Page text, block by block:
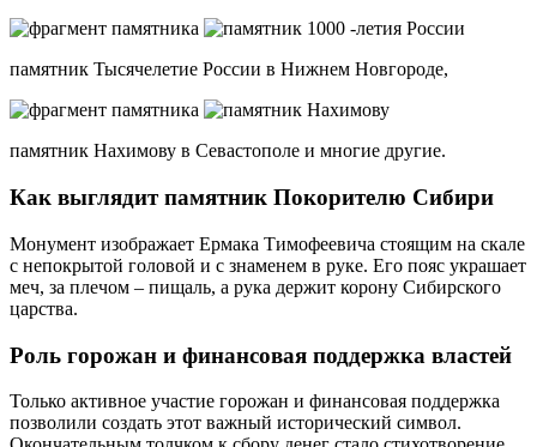
памятник Тысячелетие России в Нижнем Новгороде,
памятник Нахимову в Севастополе и многие другие.
Как выглядит памятник Покорителю Сибири
Монумент изображает Ермака Тимофеевича стоящим на скале
с непокрытой головой и с знаменем в руке. Его пояс украшает
меч, за плечом – пищаль, а рука держит корону Сибирского
царства.
Роль горожан и финансовая поддержка властей
Только активное участие горожан и финансовая поддержка
позволили создать этот важный исторический символ.